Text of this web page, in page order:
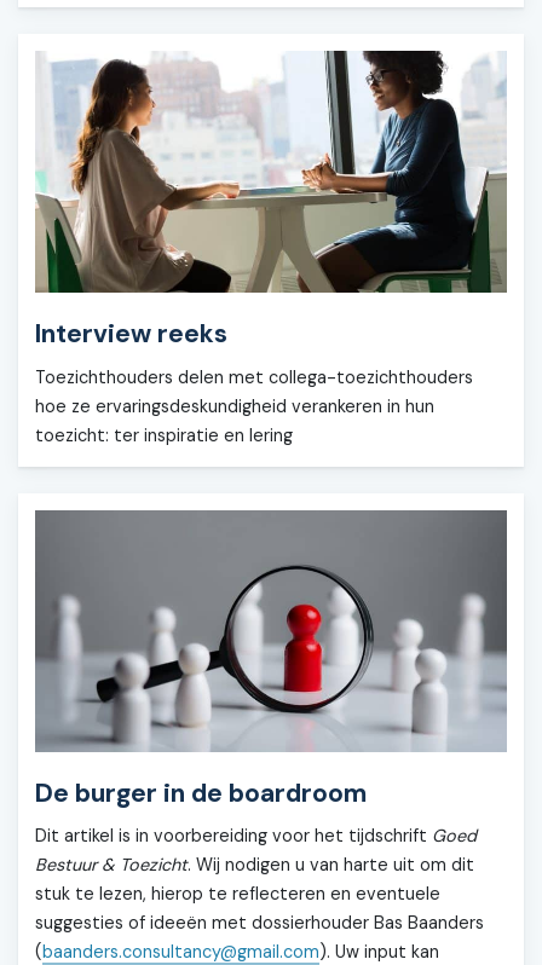
Interview reeks
Toezichthouders delen met collega-toezichthouders
hoe ze ervaringsdeskundigheid verankeren in hun
toezicht: ter inspiratie en lering
De burger in de boardroom
Dit artikel is in voorbereiding voor het tijdschrift Goed
Bestuur & Toezicht. Wij nodigen u van harte uit om dit
stuk te lezen, hierop te reflecteren en eventuele
suggesties of ideeën met dossierhouder Bas Baanders
( baanders.consultancy@gmail.com). Uw input kan